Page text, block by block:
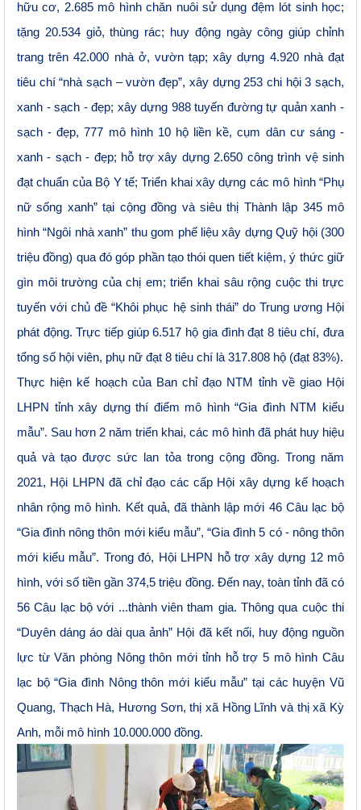
hữu cơ, 2.685 mô hình chăn nuôi sử dụng đệm lót sinh học;
tặng 20.534 giỏ, thùng rác; huy động ngày công giúp chỉnh
trang trên 42.000 nhà ở, vườn tạp; xây dựng 4.920 nhà đạt
tiêu chí “nhà sạch – vườn đẹp”, xây dựng 253 chi hội 3 sạch,
xanh - sạch - đẹp; xây dựng 988 tuyến đường tự quản xanh -
sạch - đẹp, 777 mô hình 10 hộ liền kề, cụm dân cư sáng -
xanh - sạch - đẹp; hỗ trợ xây dựng 2.650 công trình vệ sinh
đạt chuẩn của Bộ Y tế; Triển khai xây dựng các mô hình “Phụ
nữ sống xanh” tại cộng đồng và siêu thị Thành lập 345 mô
hình “Ngôi nhà xanh” thu gom phế liệu xây dựng Quỹ hội (300
triệu đồng) qua đó góp phần tạo thói quen tiết kiệm, ý thức giữ
gìn môi trường của chị em; triển khai sâu rộng cuộc thi trực
tuyến với chủ đề “Khôi phục hệ sinh thái” do Trung ương Hội
phát động. Trực tiếp giúp 6.517 hộ gia đình đạt 8 tiêu chí, đưa
tổng số hội viên, phụ nữ đạt 8 tiêu chí là 317.808 hộ (đạt 83%).
Thực hiện kế hoạch của Ban chỉ đạo NTM tỉnh về giao Hội
LHPN tỉnh xây dựng thí điểm mô hình “Gia đình NTM kiểu
mẫu”. Sau hơn 2 năm triển khai, các mô hình đã phát huy hiệu
quả và tạo được sức lan tỏa trong cộng đồng. Trong năm
2021, Hội LHPN đã chỉ đạo các cấp Hội xây dựng kế hoạch
nhân rộng mô hình. Kết quả, đã thành lập mới 46 Câu lạc bộ
“Gia đình nông thôn mới kiểu mẫu”, “Gia đình 5 có - nông thôn
mới kiểu mẫu”. Trong đó, Hội LHPN hỗ trợ xây dựng 12 mô
hình, với số tiền gần 374,5 triệu đồng. Đến nay, toàn tỉnh đã có
56 Câu lạc bộ với ...thành viên tham gia. Thôngqua cuộc thi
“Duyên dáng áo dài qua ảnh” Hội đã kết nối, huy động nguồn
lực từ Văn phòng Nông thôn mới tỉnh hỗ trợ 5 mô hình Câu
lạc bộ “Gia đình Nông thôn mới kiểu mẫu” tại các huyện Vũ
Quang, Thạch Hà, Hương Sơn, thị xã Hồng Lĩnh và thị xã Kỳ
Anh, mỗi mô hình 10.000.000 đồng.